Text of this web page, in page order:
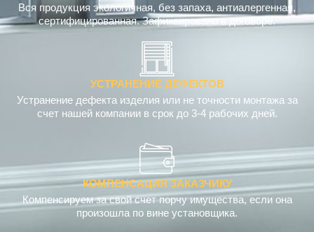
Вся продукция экологичная, без запаха, антиалергенная,
сертифицированная. Зафиксировано в договоре.
УСТРАНЕНИЕ ДЕФЕКТОВ
Устранение дефекта изделия или не точности монтажа за
счет нашей компании в срок до 3-4 рабочих дней.
КОМПЕНСАЦИЯ ЗАКАЗЧИКУ
Компенсируем за свой счет порчу имущества, если она
произошла по вине установщика.